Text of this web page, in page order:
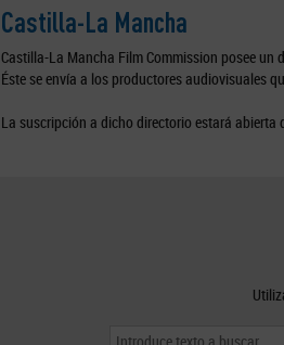
Castilla-La Mancha
Castilla-La Mancha Film Commission posee
Éste se envía a los productores audiovisuales
La suscripción a dicho directorio estará abierta